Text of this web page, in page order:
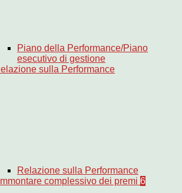
Piano della Performance/Piano
esecutivo di gestione
sulla Performance
Relazione sulla Performance
complessivo dei premi 6